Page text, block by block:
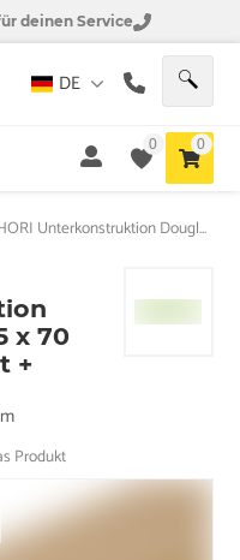
deinen Service
DE
0 0
HORI Unterkonstruktion Douglasie / Lärche 45 x 70 mm 4-seitig gehobelt + gefast
x 70
+
Produkt